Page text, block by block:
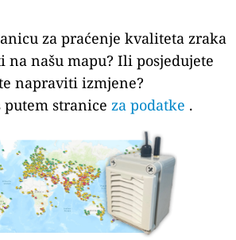
za praćenje kvaliteta zraka
na našu mapu? Ili posjedujete
napraviti izmjene?
stranice za podatke .